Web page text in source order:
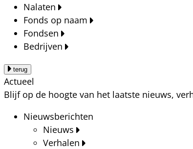
Nalaten
Fonds op naam
Fondsen
Bedrijven
terug
Actueel
Blijf op de hoogte van het laatste nieuws,
Nieuwsberichten
Nieuws
Verhalen